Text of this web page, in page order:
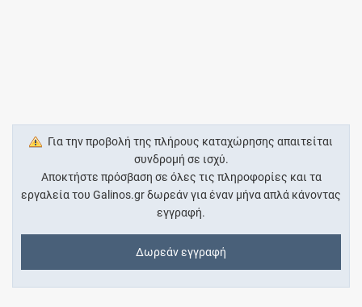
Για την προβολή της πλήρους καταχώρησης απαιτείται
συνδρομή σε ισχύ.
Αποκτήστε πρόσβαση σε όλες τις πληροφορίες και τα
εργαλεία του Galinos.gr δωρεάν για έναν μήνα απλά κάνοντας
εγγραφή.
Δωρεάν εγγραφή